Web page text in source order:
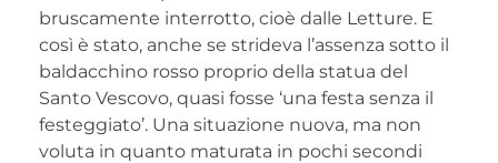
bruscamente interrotto, cioè dalle Letture. E
così è stato, anche se strideva l’assenza sotto il
baldacchino rosso proprio della statua del
Santo Vescovo, quasi fosse ‘una festa senza il
festeggiato’. Una situazione nuova, ma non
voluta in quanto maturata in pochi secondi